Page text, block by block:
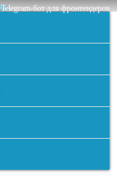
Telegram-бот для фронтендеров